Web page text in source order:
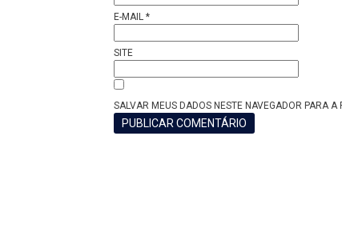
E-MAIL *
SITE
SALVAR MEUS DADOS NESTE NAVEGADOR PARA